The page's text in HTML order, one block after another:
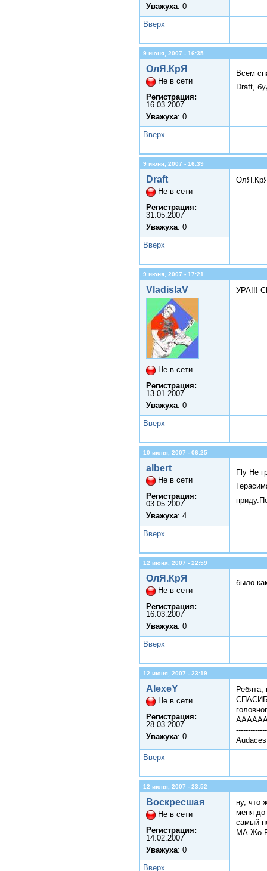
Уважуха: 0
Вверх
9 июня, 2007 - 16:35
ОлЯ.КрЯ
Не в сети
Регистрация:
16.03.2007
Уважуха: 0
Всем
Draft,
Вверх
9 июня, 2007 - 16:39
Draft
Не в сети
Регистрация:
31.05.2007
Уважуха: 0
Вверх
9 июня, 2007 - 17:21
VladislaV
Не в сети
Регистрация:
13.01.2007
Уважуха: 0
УРА!!!
Вверх
10 июня, 2007 - 06:25
albert
Не в сети
Регистрация:
03.05.2007
Уважуха: 4
Fly Не
Вверх
12 июня, 2007 - 22:59
ОлЯ.КрЯ
Не в сети
Регистрация:
16.03.2007
Уважуха: 0
было
Вверх
12 июня, 2007 - 23:19
AlexeY
Не в сети
Регистрация:
28.03.2007
Уважуха: 0
Вверх
12 июня, 2007 - 23:52
Воскресшая
Не в сети
Регистрация:
14.02.2007
Уважуха: 0
ну, что
меня до
самый
МА-Жо-
Вверх